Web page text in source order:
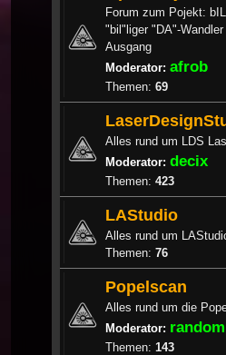
Forum zum Pojekt:
"bil"liger "DA"-
Ausgang
Moderator: afrob
Themen: 69
Alles rund um LDS
Moderator: decix
Themen: 423
LAStudio
Alles rund um
Themen: 76
Popelscan
Alles rund um die
Moderator: random
Themen: 143